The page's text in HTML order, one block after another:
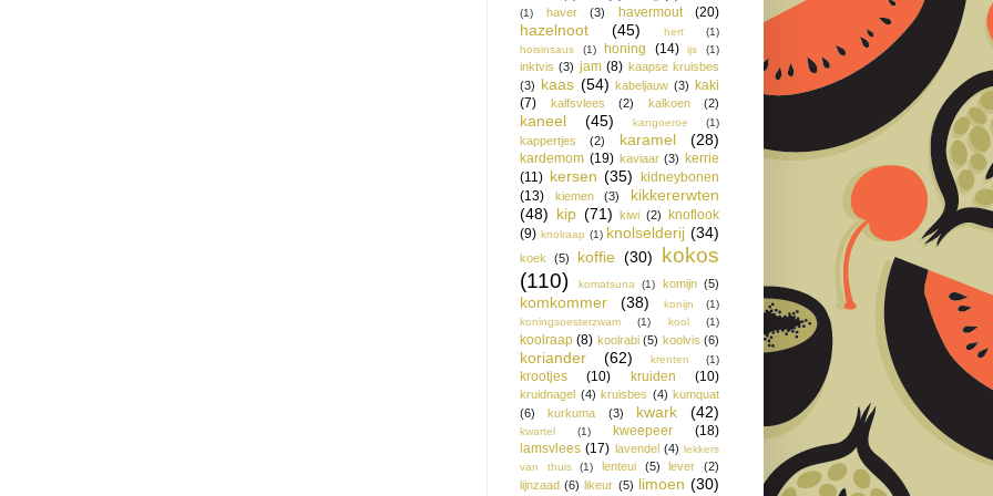
(1)
haver (3) havermout (20)
hazelnoot (45) hert
(1)
hoisinsaus
(1) honing (14) ijs (1)
inktvis (3) jam (8) kaapse kruisbes
(3) kaas (54) kabeljauw (3) kaki
(7)
kalfsvlees (2) kalkoen (2)
kaneel (45) kangoeroe (1)
kappertjes (2) karamel (28)
kardemom (19) kaviaar (3) kerrie
(11) kersen (35) kidneybonen
(13)
kiemen (3)
kikkererwten
(48) kip (71) kiwi (2) knoflook
(9) knolraap (1) knolselderij (34)
koek (5) koffie (30)
kokos
(110)
komatsuna (1) komijn (5)
komkommer (38) konijn
(1)
koningsoesterzwam
(1) kool (1)
koolraap (8) koolrabi (5) koolvis (6)
koriander (62) krenten (1)
krootjes (10) kruiden (10)
kruidnagel (4) kruisbes (4) kumquat
(6)
kurkuma (3) kwark (42)
kwartel (1) kweepeer
(18)
lamsvlees (17) lavendel (4) lekkers
van thuis
(1) lenteui (5) lever
(2)
lijnzaad (6) likeur (5) limoen (30)